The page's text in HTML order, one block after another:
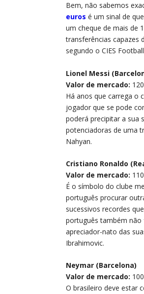
Bem, não sabemos
euros é um sinal de
um cheque de mais de
transferências capazes
segundo o CIES
Lionel Messi
Valor de mercado:
Há anos que carrega o
jogador que se pode
poderá precipitar a sua
potenciadoras de uma
Nahyan.
Cristiano Ronaldo
Valor de mercado:
É o símbolo do clube
português procurar
sucessivos recordes
português também não
apreciador-nato das
Ibrahimovic.
Neymar (Barcelona)
Valor de mercado:
O brasileiro deve estar